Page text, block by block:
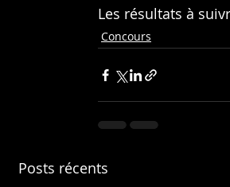
Les résultats à
Concours
Posts récents